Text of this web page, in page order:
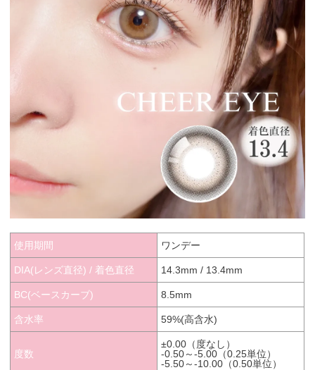
使用期間 ワンデー
DIA(レンズ直径) / 着色直径 14.3mm / 13.4mm
BC(ベースカーブ) 8.5mm
含水率 59%(高含水)
度数
±0.00（度なし）
-0.50～-5.00（0.25単位）
-5.50～-10.00（0.50単位）